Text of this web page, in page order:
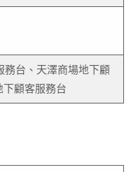
台、天澤商場地下顧
顧客服務台